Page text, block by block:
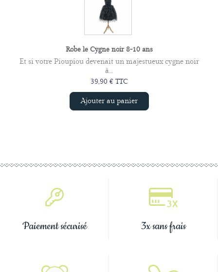
Robe le Cygne noir 8-10 ans
Et si votre Pioupiou devenait un majestueux cygne noir
à...
39,90 € TTC
Ajouter au panier
Paiement sécurisé 3x sans frais